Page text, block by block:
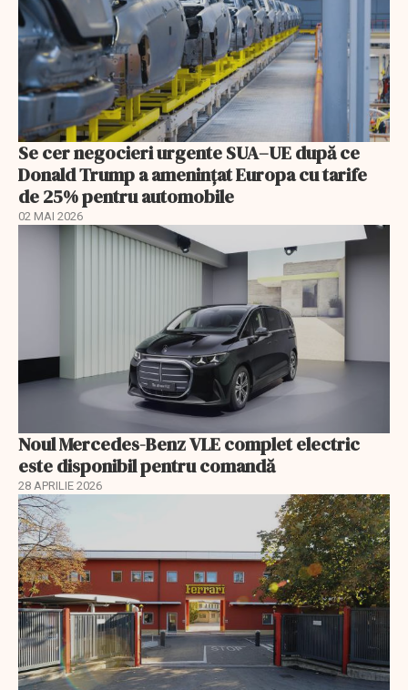
Se cer negocieri urgente SUA–UE după ce
Donald Trump a ameninţat Europa cu tarife
de 25% pentru automobile
02 MAI 2026
Noul Mercedes-Benz VLE complet electric
este disponibil pentru comandă
28 APRILIE 2026